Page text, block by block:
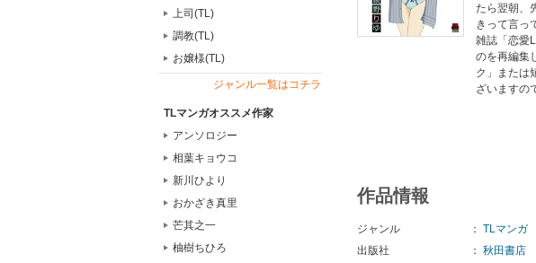
上司(TL)
調教(TL)
お嬢様(TL)
ジャンル一覧はコチラ
TLマンガオススメ作家
アンソロジー
相葉キョウコ
新川ひより
おかざき真里
芒其之一
柚樹ちひろ
たら翌朝、
きって言っ
雑誌「恋愛
のを再編集
ク」または
ざいますの
作品情報
ジャンル ： TLマンガ
出版社
： 秋田書店